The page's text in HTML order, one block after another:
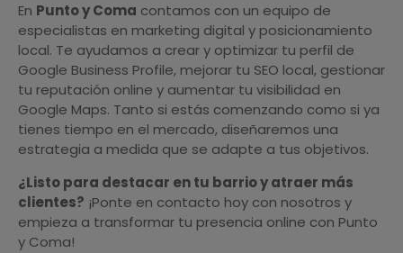
En Punto y Coma contamos con un equipo de
especialistas en marketing digital y posicionamiento
local. Te ayudamos a crear y optimizar tu perfil de
Google Business Profile, mejorar tu SEO local, gestionar
tu reputación online y aumentar tu visibilidad en
Google Maps. Tanto si estás comenzando como si ya
tienes tiempo en el mercado, diseñaremos una
estrategia a medida que se adapte a tus objetivos.
¿Listo para destacar en tu barrio y atraer más
clientes? ¡Ponte en contacto hoy con nosotros y
empieza a transformar tu presencia online con Punto
y Coma!